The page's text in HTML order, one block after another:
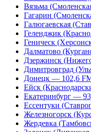
Вязьма
Гагарин
Галюгаевская
Геленджик
Геническ
Далматово
Дзержинск
Димитровград
Донецк — 102,6
Ейск
Екатеринбург —
Ессентуки
Железногорск
Жердевка